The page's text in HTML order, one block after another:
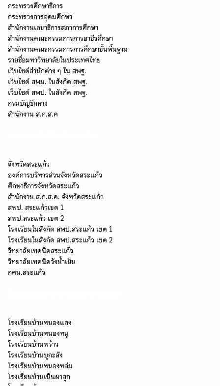
Search
กระทรวงศึกษาธิการ
กระทรวงการอุดมศึกษา
สำนักงานเลขาธิการสภาการศึกษา
สำนักงานคณะกรรมการการอาชีวศึกษา
สำนักงานคณะกรรมการการศึกษาขั้นพื้นฐาน
รายชื่อมหาวิทยาลัยในประเทศไทย
เว็บไซต์สำนักต่าง ๆ ใน สพฐ.
เว็บไซต์ สพม. ในสังกัด สพฐ.
เว็บไซต์ สพป. ในสังกัด สพฐ.
กรมบัญชีกลาง
สำนักงาน ส.ก.ส.ค
จังหวัดสระแก้ว
องค์การบริหารส่วนจังหวัดสระแก้ว
ศึกษาธิการจังหวัดสระแก้ว
สำนักงาน ส.ก.ส.ค. จังหวัดสระแก้ว
สพป. สระแก้วเขต 1
สพป.สระแก้ว เขต 2
โรงเรียนในสังกัด สพป.สระแก้ว เขต 1
โรงเรียนในสังกัด สพป.สระแก้ว เขต 2
วิทยาลัยเทคนิคสระแก้ว
วิทยาลัยเทคนิควังน้ำเย็น
กศน.สระแก้ว
โรงเรียนบ้านหนองแสง
โรงเรียนบ้านหนองหมู
โรงเรียนบ้านพร้าว
โรงเรียนบ้านบุกะสัง
โรงเรียนบ้านหนองหล่ม
โรงเรียนบ้านเนินผาสุก